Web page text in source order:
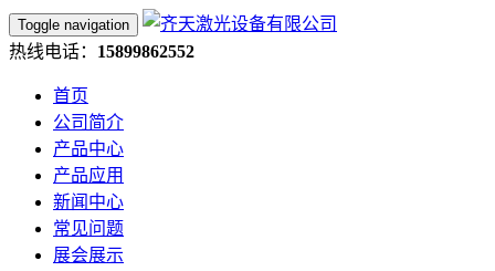
Toggle navigation
热线电话： 15899862552
首页
公司简介
产品中心
产品应用
新闻中心
常见问题
展会展示